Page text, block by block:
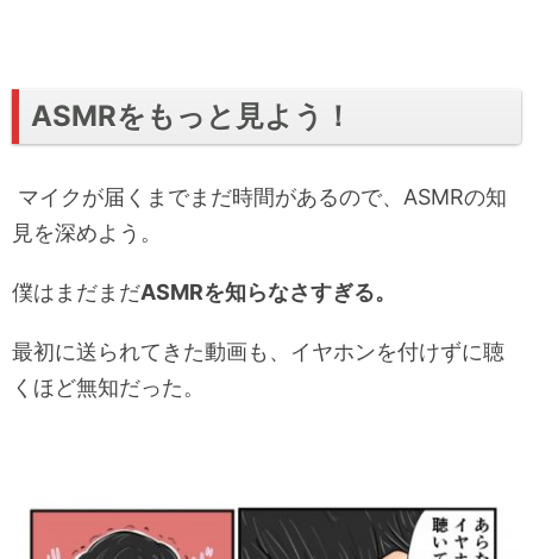
ASMRをもっと見よう！
マイクが届くまでまだ時間があるので、ASMRの知
見を深めよう。
僕はまだまだASMRを知らなさすぎる。
最初に送られてきた動画も、イヤホンを付けずに聴
くほど無知だった。